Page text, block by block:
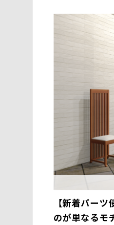
【新着パー
のが単なるモ